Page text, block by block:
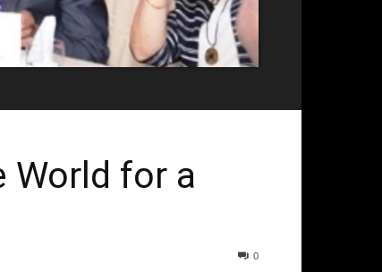
World for a
0